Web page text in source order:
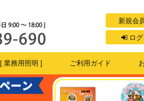
新規会
ログ
[ 業務用照明 ] ご利用ガイド